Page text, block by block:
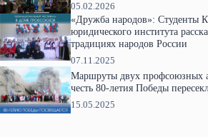
05.02.2026
«Дружба народов»: Студенты
юридического института
традициях народов России
07.11.2025
Маршруты двух профсоюзных
честь 80-летия Победы
15.05.2025